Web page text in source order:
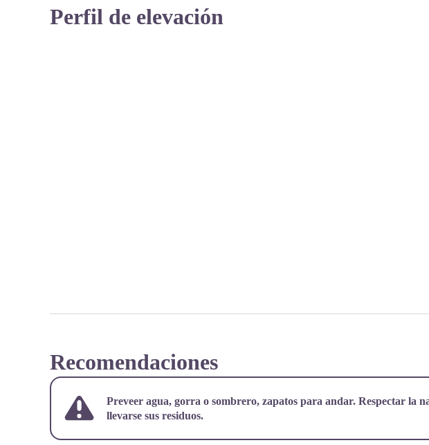
Perfil de elevación
Recomendaciones
Preveer agua, gorra o sombrero, zapatos para andar. Respectar la
llevarse sus residuos.